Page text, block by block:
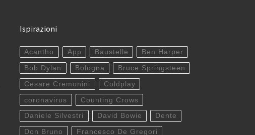
Ispirazioni
Acantho App Baustelle Ben Harper
Bob Dylan Bologna Bruce Springsteen
Cesare Cremonini Coldplay
coronavirus Counting Crows
Daniele Silvestri David Bowie Dente
Don Bruno Francesco De Gregori